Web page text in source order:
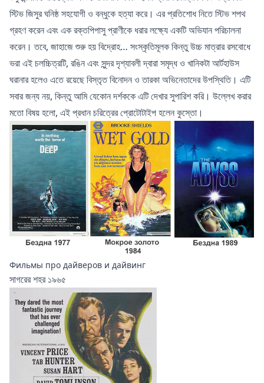
স্টিভ জিসুর ঘনিষ্ঠ সহযোগী ও বন্ধুকে হত্যা করে। এর প্রতিশোধ নিতে স্টিভ শপথ
গ্রহণ করেন এবং এক রক্তপিপাসু প্রাণীকে ধরার লক্ষ্যে একটি অভিযান পরিচালনা
করেন। তবে, জাহাজে শুরু হয় বিদ্রোহ… সংস্কৃতিমূলক কিন্তু উচ্চ মাত্রার রসবোধে
ভরা এই চলচ্চিত্রটি, রঙিন এবং সুন্দর দৃশ্যাবলী দ্বারা সমৃদ্ধ ও খানিকটা আর্টহাউস
ঘরানার হলেও এতে রয়েছে বিস্তৃত বিনোদন ও তারকা অভিনেতাদের উপস্থিতি। এটি
সবার জন্য নয়, কিন্তু আমি যেকোন দর্শককে এটি দেখার সুপারিশ করি। উল্লেখ করার
মতো বিষয় হলো, এই প্রধান চরিত্রের প্রোটোটাইপ হলেন কুস্তো।
Фильмы про дайверов и дайвинг
সাগরের শহর ১৯৬৫